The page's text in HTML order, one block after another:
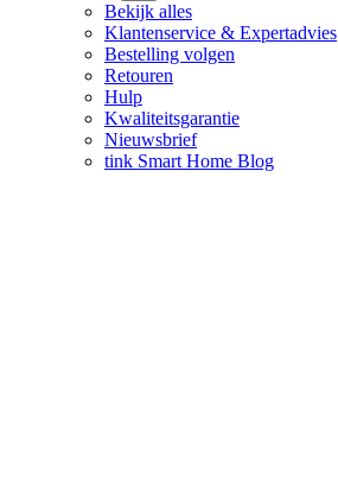
Bekijk alles
Klantenservice & Expertadvies
Bestelling volgen
Retouren
Hulp
Kwaliteitsgarantie
Nieuwsbrief
tink Smart Home Blog